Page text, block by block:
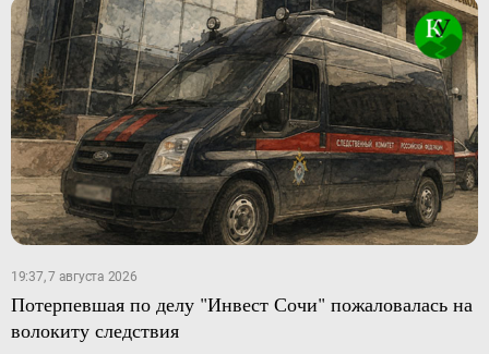
19:37, 7 августа 2026
Потерпевшая по делу "Инвест Сочи" пожаловалась на
волокиту следствия